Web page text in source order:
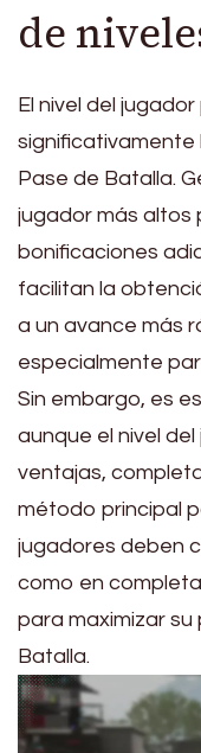
de
El nivel del
significativamente
Pase de Batalla.
jugador más altos
bonificaciones
facilitan la
a un avance más
especialmente
Sin embargo, es
aunque el nivel
ventajas,
método principal
jugadores deben
como en
para maximizar
Batalla.